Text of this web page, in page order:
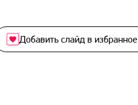
Добавить слайд в избранное